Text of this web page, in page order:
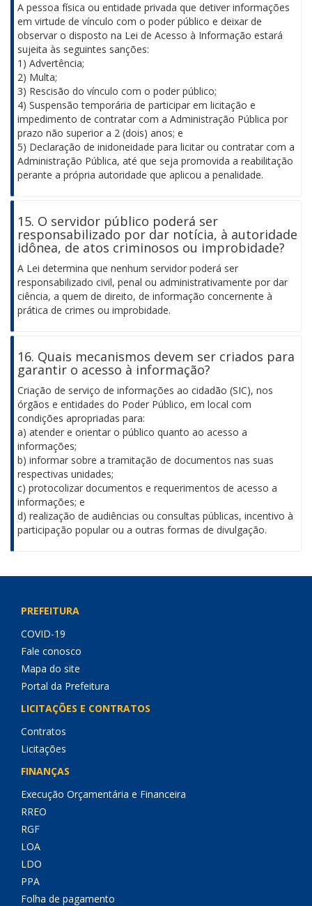
A pessoa física ou entidade privada que detiver informações
em virtude de vínculo com o poder público e deixar de
observar o disposto na Lei de Acesso à Informação estará
sujeita às seguintes sanções:
1) Advertência;
2) Multa;
3) Rescisão do vínculo com o poder público;
4) Suspensão temporária de participar em licitação e
impedimento de contratar com a Administração Pública por
prazo não superior a 2 (dois) anos; e
5) Declaração de inidoneidade para licitar ou contratar com a
Administração Pública, até que seja promovida a reabilitação
perante a própria autoridade que aplicou a penalidade.
15. O servidor público poderá ser
responsabilizado por dar notícia, à autoridade
idônea, de atos criminosos ou improbidade?
A Lei determina que nenhum servidor poderá ser
responsabilizado civil, penal ou administrativamente por dar
ciência, a quem de direito, de informação concernente à
prática de crimes ou improbidade.
16. Quais mecanismos devem ser criados para
garantir o acesso à informação?
Criação de serviço de informações ao cidadão (SIC), nos
órgãos e entidades do Poder Público, em local com
condições apropriadas para:
a) atender e orientar o público quanto ao acesso a
informações;
b) informar sobre a tramitação de documentos nas suas
respectivas unidades;
c) protocolizar documentos e requerimentos de acesso a
informações; e
d) realização de audiências ou consultas públicas, incentivo à
participação popular ou a outras formas de divulgação.
PREFEITURA
COVID-19
Fale conosco
Mapa do site
Portal da Prefeitura
LICITAÇÕES E CONTRATOS
Contratos
Licitações
FINANÇAS
Execução Orçamentária e Financeira
RREO
RGF
LOA
LDO
PPA
Folha de pagamento